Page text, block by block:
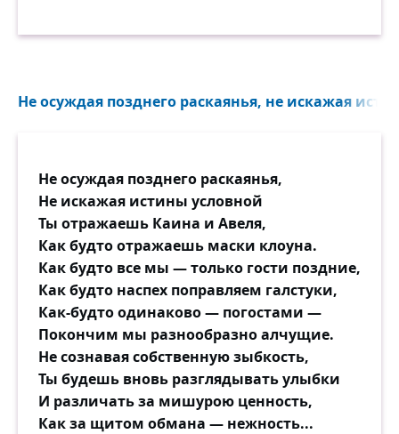
Не осуждая позднего раскаянья, не искажая
Не осуждая позднего раскаянья,
Не искажая истины условной
Ты отражаешь Каина и Авеля,
Как будто отражаешь маски клоуна.
Как будто все мы — только гости поздние,
Как будто наспех поправляем галстуки,
Как-будто одинаково — погостами —
Покончим мы разнообразно алчущие.
Не сознавая собственную зыбкость,
Ты будешь вновь разглядывать улыбки
И различать за мишурою ценность,
Как за щитом обмана — нежность...